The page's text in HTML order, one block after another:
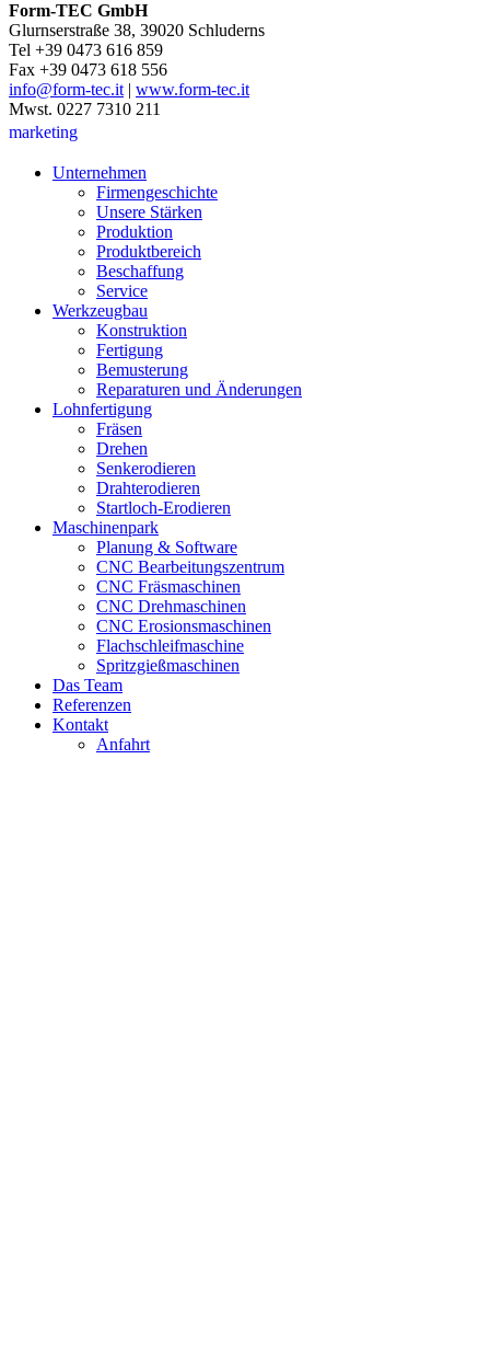
Form-TEC GmbH
Glurnserstraße 38, 39020 Schluderns
Tel +39 0473 616 859
Fax +39 0473 618 556
info@form-tec.it | www.form-tec.it
Mwst. 0227 7310 211
marketing
Unternehmen
Firmengeschichte
Unsere Stärken
Produktion
Produktbereich
Beschaffung
Service
Werkzeugbau
Konstruktion
Fertigung
Bemusterung
Reparaturen und Änderungen
Lohnfertigung
Fräsen
Drehen
Senkerodieren
Drahterodieren
Startloch-Erodieren
Maschinenpark
Planung & Software
CNC Bearbeitungszentrum
CNC Fräsmaschinen
CNC Drehmaschinen
CNC Erosionsmaschinen
Flachschleifmaschine
Spritzgießmaschinen
Das Team
Referenzen
Kontakt
Anfahrt